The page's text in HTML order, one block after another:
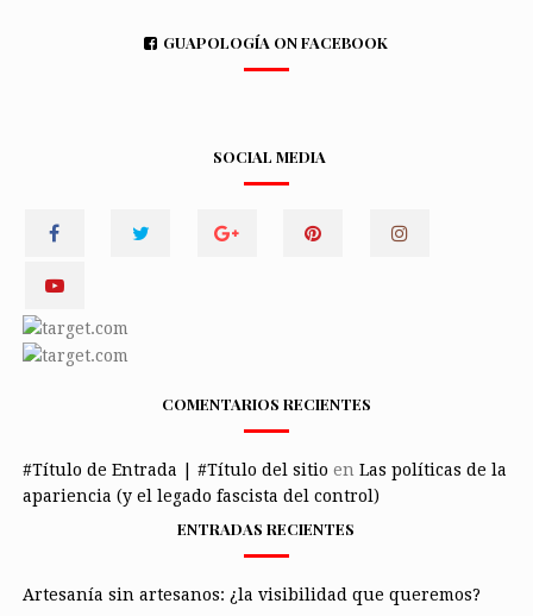
GUAPOLOGÍA ON FACEBOOK
SOCIAL MEDIA
COMENTARIOS RECIENTES
#Título de Entrada | #Título del sitio en Las políticas de la
apariencia (y el legado fascista del control)
ENTRADAS RECIENTES
Artesanía sin artesanos: ¿la visibilidad que queremos?